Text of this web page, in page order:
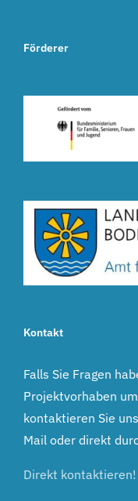
Förderer
Kontakt
Falls Sie Fragen
Projektvorhaben
kontaktieren Sie
Mail oder direkt
Direkt kontaktieren!